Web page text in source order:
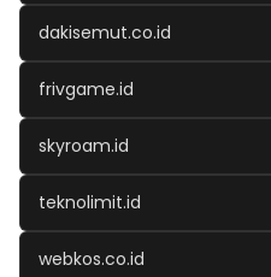
dakisemut.co.id
frivgame.id
skyroam.id
teknolimit.id
webkos.co.id